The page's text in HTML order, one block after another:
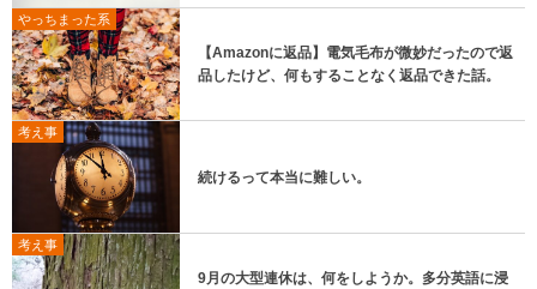
やっちまった系
【Amazonに返品】電気毛布が微妙だったので返
品したけど、何もすることなく返品できた話。
考え事
続けるって本当に難しい。
考え事
9月の大型連休は、何をしようか。多分英語に浸